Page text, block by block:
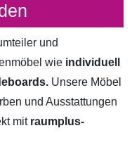
und
wie individuell
Unsere Möbel
und Ausstattungen
mit raumplus-